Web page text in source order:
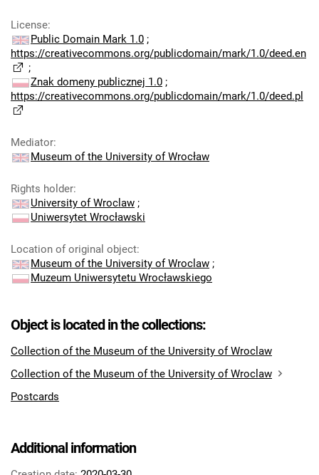
License:
Public Domain Mark 1.0 ;
https://creativecommons.org/publicdomain/mark/1.0/deed.en
;
Znak domeny publicznej 1.0 ;
https://creativecommons.org/publicdomain/mark/1.0/deed.pl
Mediator:
Museum of the University of Wrocław
Rights holder:
University of Wroclaw ;
Uniwersytet Wrocławski
Location of original object:
Museum of the University of Wroclaw ;
Muzeum Uniwersytetu Wrocławskiego
Object is located in the collections:
Collection of the Museum of the University of Wroclaw
Collection of the Museum of the University of Wroclaw
Postcards
Additional information